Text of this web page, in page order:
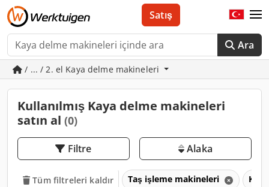
Ara
Satış
/ ... / 2. el Kaya delme makineleri
Kullanılmış Kaya delme makineleri
satın al (0)
Filtre Alaka
Tüm filtreleri kaldır Taş işleme makineleri